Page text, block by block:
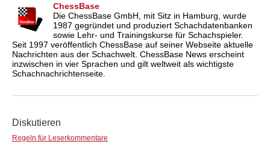
ChessBase
Die ChessBase GmbH, mit Sitz in Hamburg, wurde
1987 gegründet und produziert Schachdatenbanken
sowie Lehr- und Trainingskurse für Schachspieler.
Seit 1997 veröffentlich ChessBase auf seiner Webseite aktuelle
Nachrichten aus der Schachwelt. ChessBase News erscheint
inzwischen in vier Sprachen und gilt weltweit als wichtigste
Schachnachrichtenseite.
Diskutieren
Regeln für Leserkommentare